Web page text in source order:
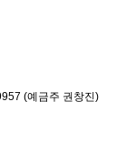
(예금주 권창진)